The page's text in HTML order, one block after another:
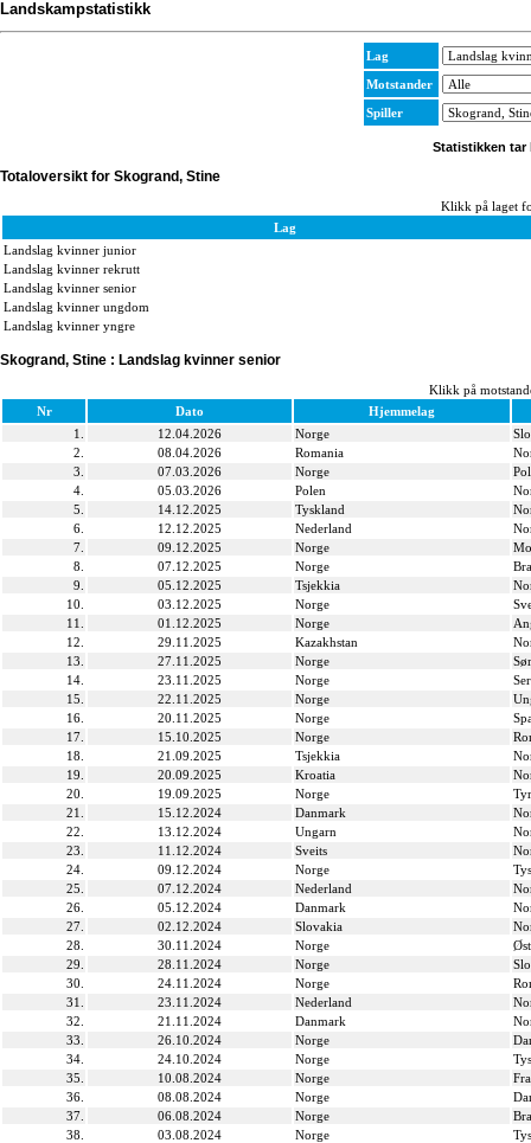
Landskampstatistikk
Lag
Motstander
Spiller
Statistikken tar
Totaloversikt for Skogrand, Stine
Klikk på laget
Lag
Landslag kvinner junior
Landslag kvinner rekrutt
Landslag kvinner senior
Landslag kvinner ungdom
Landslag kvinner yngre
Skogrand, Stine : Landslag kvinner senior
Klikk på
Nr
Dato
Hjemmelag
1.
12.04.2026 Norge
2.
08.04.2026 Romania
3.
07.03.2026 Norge
4.
05.03.2026 Polen
5.
14.12.2025 Tyskland
6.
12.12.2025 Nederland
7.
09.12.2025 Norge
8.
07.12.2025 Norge
9.
05.12.2025 Tsjekkia
10.
03.12.2025 Norge
11.
01.12.2025 Norge
12.
29.11.2025 Kazakhstan
13.
27.11.2025 Norge
14.
23.11.2025 Norge
15.
22.11.2025 Norge
16.
20.11.2025 Norge
17.
15.10.2025 Norge
18.
21.09.2025 Tsjekkia
19.
20.09.2025 Kroatia
20.
19.09.2025 Norge
21.
15.12.2024 Danmark
22.
13.12.2024 Ungarn
23.
11.12.2024 Sveits
24.
09.12.2024 Norge
25.
07.12.2024 Nederland
26.
05.12.2024 Danmark
27.
02.12.2024 Slovakia
28.
30.11.2024 Norge
29.
28.11.2024 Norge
30.
24.11.2024 Norge
31.
23.11.2024 Nederland
32.
21.11.2024 Danmark
33.
26.10.2024 Norge
34.
24.10.2024 Norge
35.
10.08.2024 Norge
36.
08.08.2024 Norge
37.
06.08.2024 Norge
38.
03.08.2024 Norge